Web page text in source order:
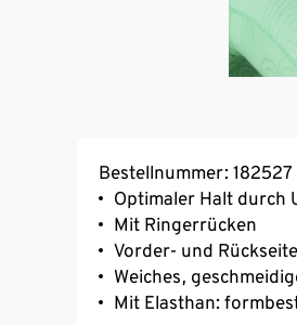
Bestellnummer: 182527
Optimaler Halt durch
Mit Ringerrücken
Vorder- und
Weiches,
Mit Elasthan: